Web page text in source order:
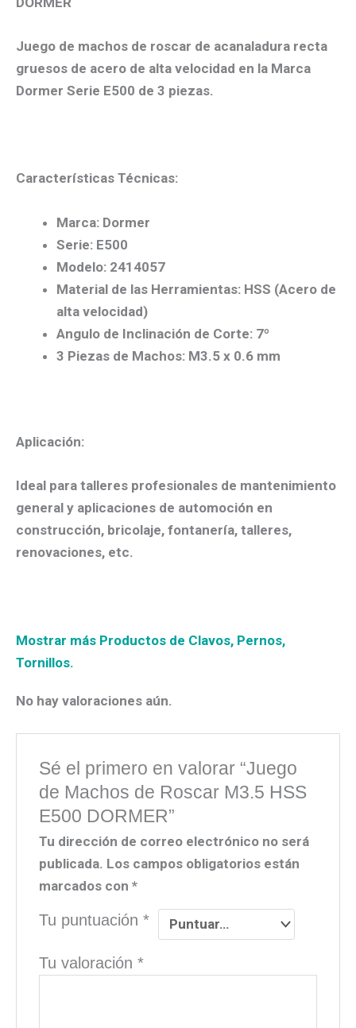
Juego de machos de roscar de acanaladura recta
gruesos de acero de alta velocidad en la Marca
Dormer Serie E500 de 3 piezas.
Características Técnicas:
Marca: Dormer
Serie: E500
Modelo: 2414057
Material de las Herramientas: HSS (Acero de
alta velocidad)
Angulo de Inclinación de Corte: 7º
3 Piezas de Machos: M3.5 x 0.6 mm
Aplicación:
Ideal para talleres profesionales de mantenimiento
general y aplicaciones de automoción en
construcción, bricolaje, fontanería, talleres,
renovaciones, etc.
Mostrar más Productos de Clavos, Pernos,
Tornillos.
No hay valoraciones aún.
Sé el primero en valorar “Juego
de Machos de Roscar M3.5 HSS
E500 DORMER”
Tu dirección de correo electrónico no será
publicada. Los campos obligatorios están
marcados con*
Tu puntuación*
Tu valoración*